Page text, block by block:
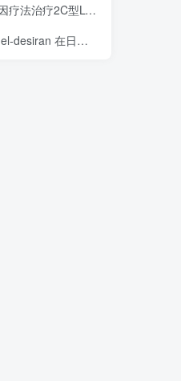
法治疗2C型LGMD
在日本被评为孤儿药